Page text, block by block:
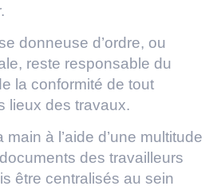
donneuse d’ordre, ou
reste responsable du
la conformité de tout
lieux des travaux.
à l’aide d’une multitude
des travailleurs
être centralisés au sein